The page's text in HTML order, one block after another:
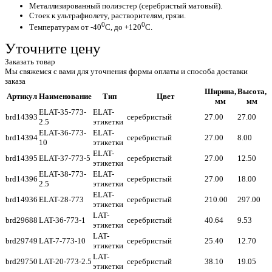
Металлизированный полиэстер (серебристый матовый).
Стоек к ультрафиолету, растворителям, грязи.
Температурам от -400С, до +1200С.
Уточните цену
Заказать товар
Мы свяжемся с вами для уточнения формы оплаты и способа доставки
заказа
Артикул Наименование Тип Цвет
Ширина,
мм
Высота,
мм
brd14393
ELAT-35-773-
2.5
ELAT-
этикетки
серебристый 27.00 27.00
brd14394
ELAT-36-773-
10
ELAT-
этикетки
серебристый 27.00 8.00
brd14395 ELAT-37-773-5
ELAT-
этикетки
серебристый 27.00 12.50
brd14396
ELAT-38-773-
2.5
ELAT-
этикетки
серебристый 27.00 18.00
brd14936 ELAT-28-773
ELAT-
этикетки
серебристый 210.00 297.00
brd29688 LAT-36-773-1
LAT-
этикетки
серебристый 40.64 9.53
brd29749 LAT-7-773-10
LAT-
этикетки
серебристый 25.40 12.70
brd29750 LAT-20-773-2.5
LAT-
этикетки
серебристый 38.10 19.05